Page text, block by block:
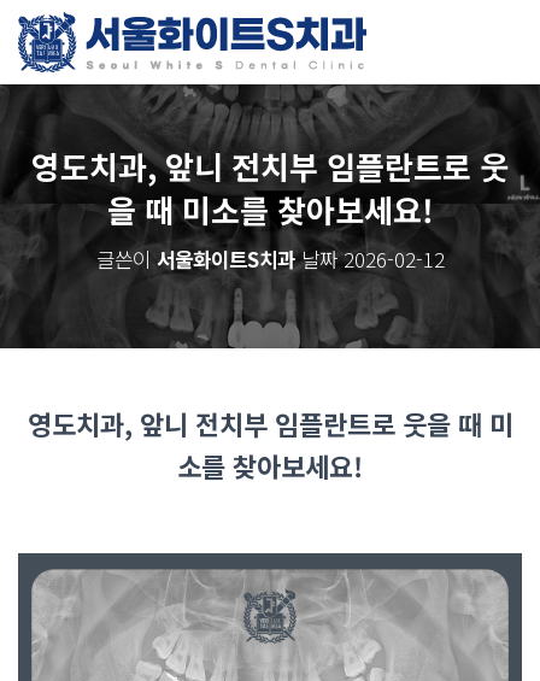
영도치과, 앞니 전치부 임플란트로 웃
을 때 미소를 찾아보세요!
글쓴이 서울화이트S치과날짜2026-02-12
영도치과, 앞니 전치부 임플란트로 웃을 때 미
소를 찾아보세요!